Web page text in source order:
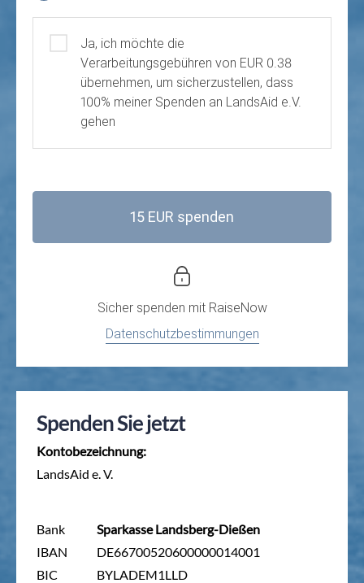
Ja, ich möchte die
Verarbeitungsgebühren von EUR 0.38
übernehmen, um sicherzustellen, dass
100% meiner Spenden an LandsAid e.V.
gehen
15 EUR spenden
Sicher spenden mit RaiseNow
Datenschutzbestimmungen
Spenden Sie jetzt
Kontobezeichnung:
LandsAid e. V.
Bank
IBAN
BIC
Sparkasse Landsberg-Dießen
DE66700520600000014001
BYLADEM1LLD